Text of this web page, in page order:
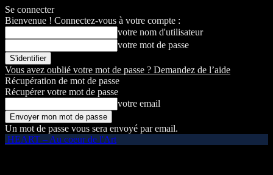
Se connecter
Bienvenue ! Connectez-vous à votre compte :
votre nom d'utilisateur
votre mot de passe
Vous avez oublié votre mot de passe ? Demandez de l’aide
Récupération de mot de passe
Récupérer votre mot de passe
votre email
Un mot de passe vous sera envoyé par email.
HEART – Au coeur de l'Art